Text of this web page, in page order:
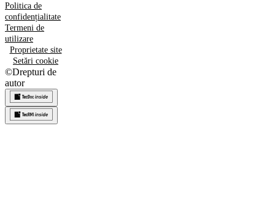
Politica de
confidențialitate
Termeni de
utilizare
Proprietate site
Setări cookie
©Drepturi de
autor